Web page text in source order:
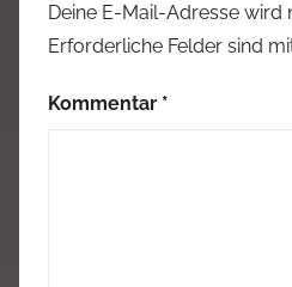
Deine E-Mail-Adresse wird
Erforderliche Felder sind
Kommentar *